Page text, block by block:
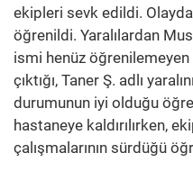
ekipleri sevk edildi.
öğrenildi. Yaralılardan
ismi henüz öğrenilemeyen
çıktığı, Taner Ş. adlı
durumunun iyi olduğu
hastaneye kaldırılırken,
çalışmalarının sürdüğü